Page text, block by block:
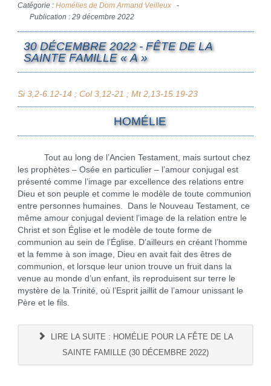
Catégorie : Homélies de Dom Armand Veilleux
Publication : 29 décembre 2022
30 DÉCEMBRE 2022 - FÊTE DE LA
SAINTE FAMILLE « A »
Si 3,2-6.12-14 ; Col 3,12-21 ; Mt 2,13-15.19-23
HOMÉLIE
Tout au long de l’Ancien Testament, mais surtout chez
les prophètes – Osée en particulier – l’amour conjugal est
présenté comme l’image par excellence des relations entre
Dieu et son peuple et comme le modèle de toute communion
entre personnes humaines. Dans le Nouveau Testament, ce
même amour conjugal devient l’image de la relation entre le
Christ et son Église et le modèle de toute forme de
communion au sein de l’Église. D’ailleurs en créant l’homme
et la femme à son image, Dieu en avait fait des êtres de
communion, et lorsque leur union trouve un fruit dans la
venue au monde d’un enfant, ils reproduisent sur terre le
mystère de la Trinité, où l’Esprit jaillit de l’amour unissant le
Père et le fils.
LIRE LA SUITE : HOMÉLIE POUR LA FÊTE DE LA
SAINTE FAMILLE (30 DÉCEMBRE 2022)